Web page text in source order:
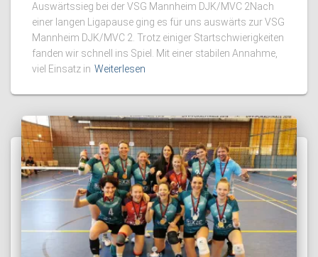
Auswärtssieg bei der VSG Mannheim DJK/MVC 2Nach
einer langen Ligapause ging es für uns auswärts zur VSG
Mannheim DJK/MVC 2. Trotz einiger Startschwierigkeiten
fanden wir schnell ins Spiel. Mit einer stabilen Annahme,
viel Einsatz in Weiterlesen